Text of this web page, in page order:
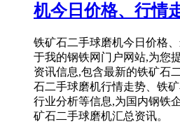
机今日价格、行情
铁矿石二手球磨机今日价格
于我的钢铁网门户网站,为您
资讯信息,包含最新的铁矿石
石二手球磨机行情走势、铁
行业分析等信息,为国内钢铁
矿石二手球磨机汇总资讯。